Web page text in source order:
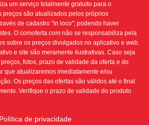
um serviço totalmente gratuito para o
preços são atualizados pelos próprios
de cadastro "in loco"; podendo haver
O comoferta.com não se responsabiliza pela
sobre os preços divulgados no aplicativo e web.
e site são meramente ilustrativas. Caso seja
fotos, prazo de validade da oferta e do
que atualizaremos imediatamente e/ou
Os preços das ofertas são válidos até o final
Verifique o prazo de validade do produto
Política de privacidade